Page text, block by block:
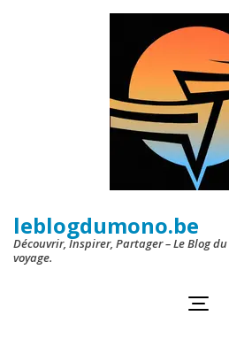
leblogdumono.be
Découvrir, Inspirer, Partager – Le Blog
voyage.